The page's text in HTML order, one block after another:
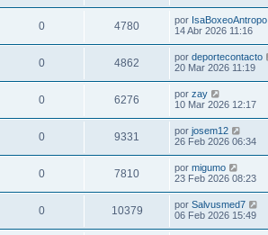
0 4780 por IsaBoxeoAntropo
14 Abr 2026 11:16
0 4862 por deportecontacto
20 Mar 2026 11:19
0 6276 por zay
10 Mar 2026 12:17
0 9331 por josem12
26 Feb 2026 06:34
0 7810 por migumo
23 Feb 2026 08:23
0 10379 por Salvusmed7
06 Feb 2026 15:49